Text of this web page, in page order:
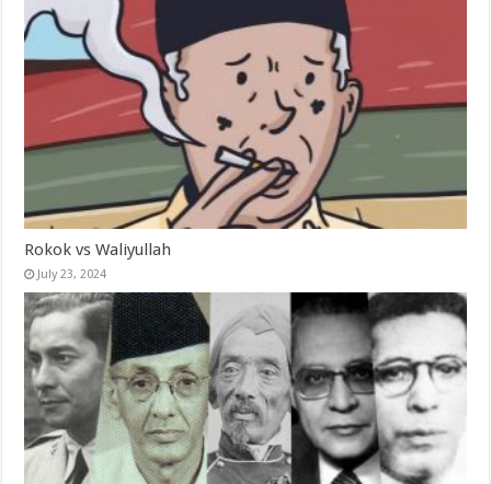
Rokok vs Waliyullah
July 23, 2024